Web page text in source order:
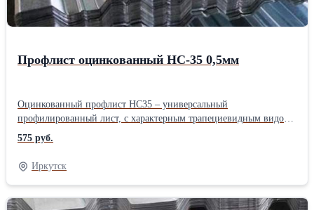
Профлист оцинкованный НС-35 0,5мм
Оцинкованный профлист НС35 – универсальный
профилированный лист, с характерным трапециевидным видом
профиля и дополнительными углами жесткости. Ребра жесткости
высотой 35 мм и шириной 70 мм, симметрично расположены в
обе стороны – лицевую и обратную, при этом на них
присутствуют специальные канавки, которые придают
оцинкованному листу НС35 дополнительную прочность и
устойчивость к перегибу. Этот прочный профлист используют
575 руб.
Иркутск